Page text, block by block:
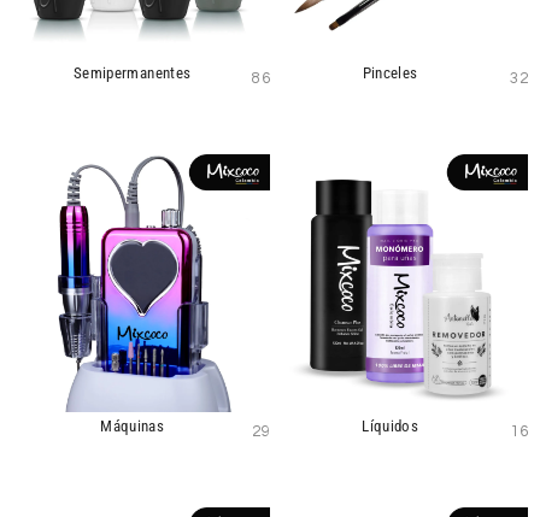
Semipermanentes 86 Pinceles 32
Máquinas 29 Líquidos 16